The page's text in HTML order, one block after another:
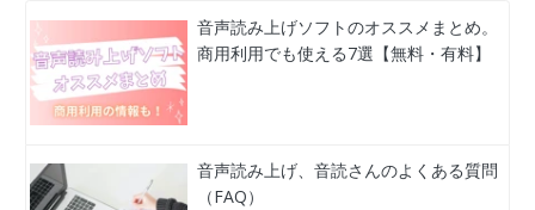
音声読み上げソフトのオススメまとめ。
商用利用でも使える7選【無料・有料】
音声読み上げ、音読さんのよくある質問
（FAQ）